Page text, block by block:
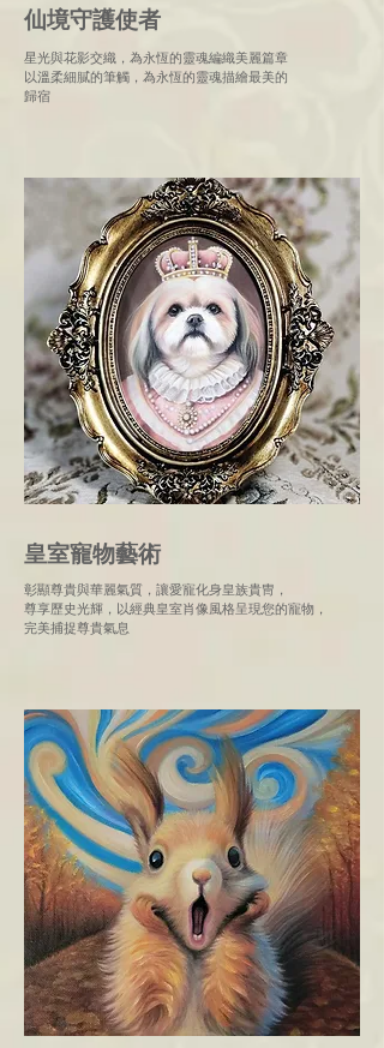
仙境守護使者
星光與花影交織，為永恆的靈魂編織美麗篇章
以溫柔細膩的筆觸，為永恆的靈魂描繪最美的
歸宿
皇室寵物藝術
彰顯尊貴與華麗氣質，讓愛寵化身皇族貴冑，
尊享歷史光輝，以經典皇室肖像風格呈現您的寵物，
完美捕捉尊貴氣息